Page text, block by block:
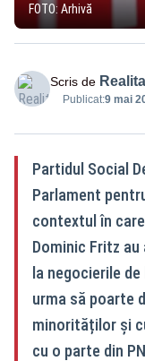
FOTO: Arhivă
Scris de
Publicat:9 mai
Partidul Social
Parlament
contextul în
Dominic Fritz
la negocierile
urma să poarte
minorităților și
cu o parte din